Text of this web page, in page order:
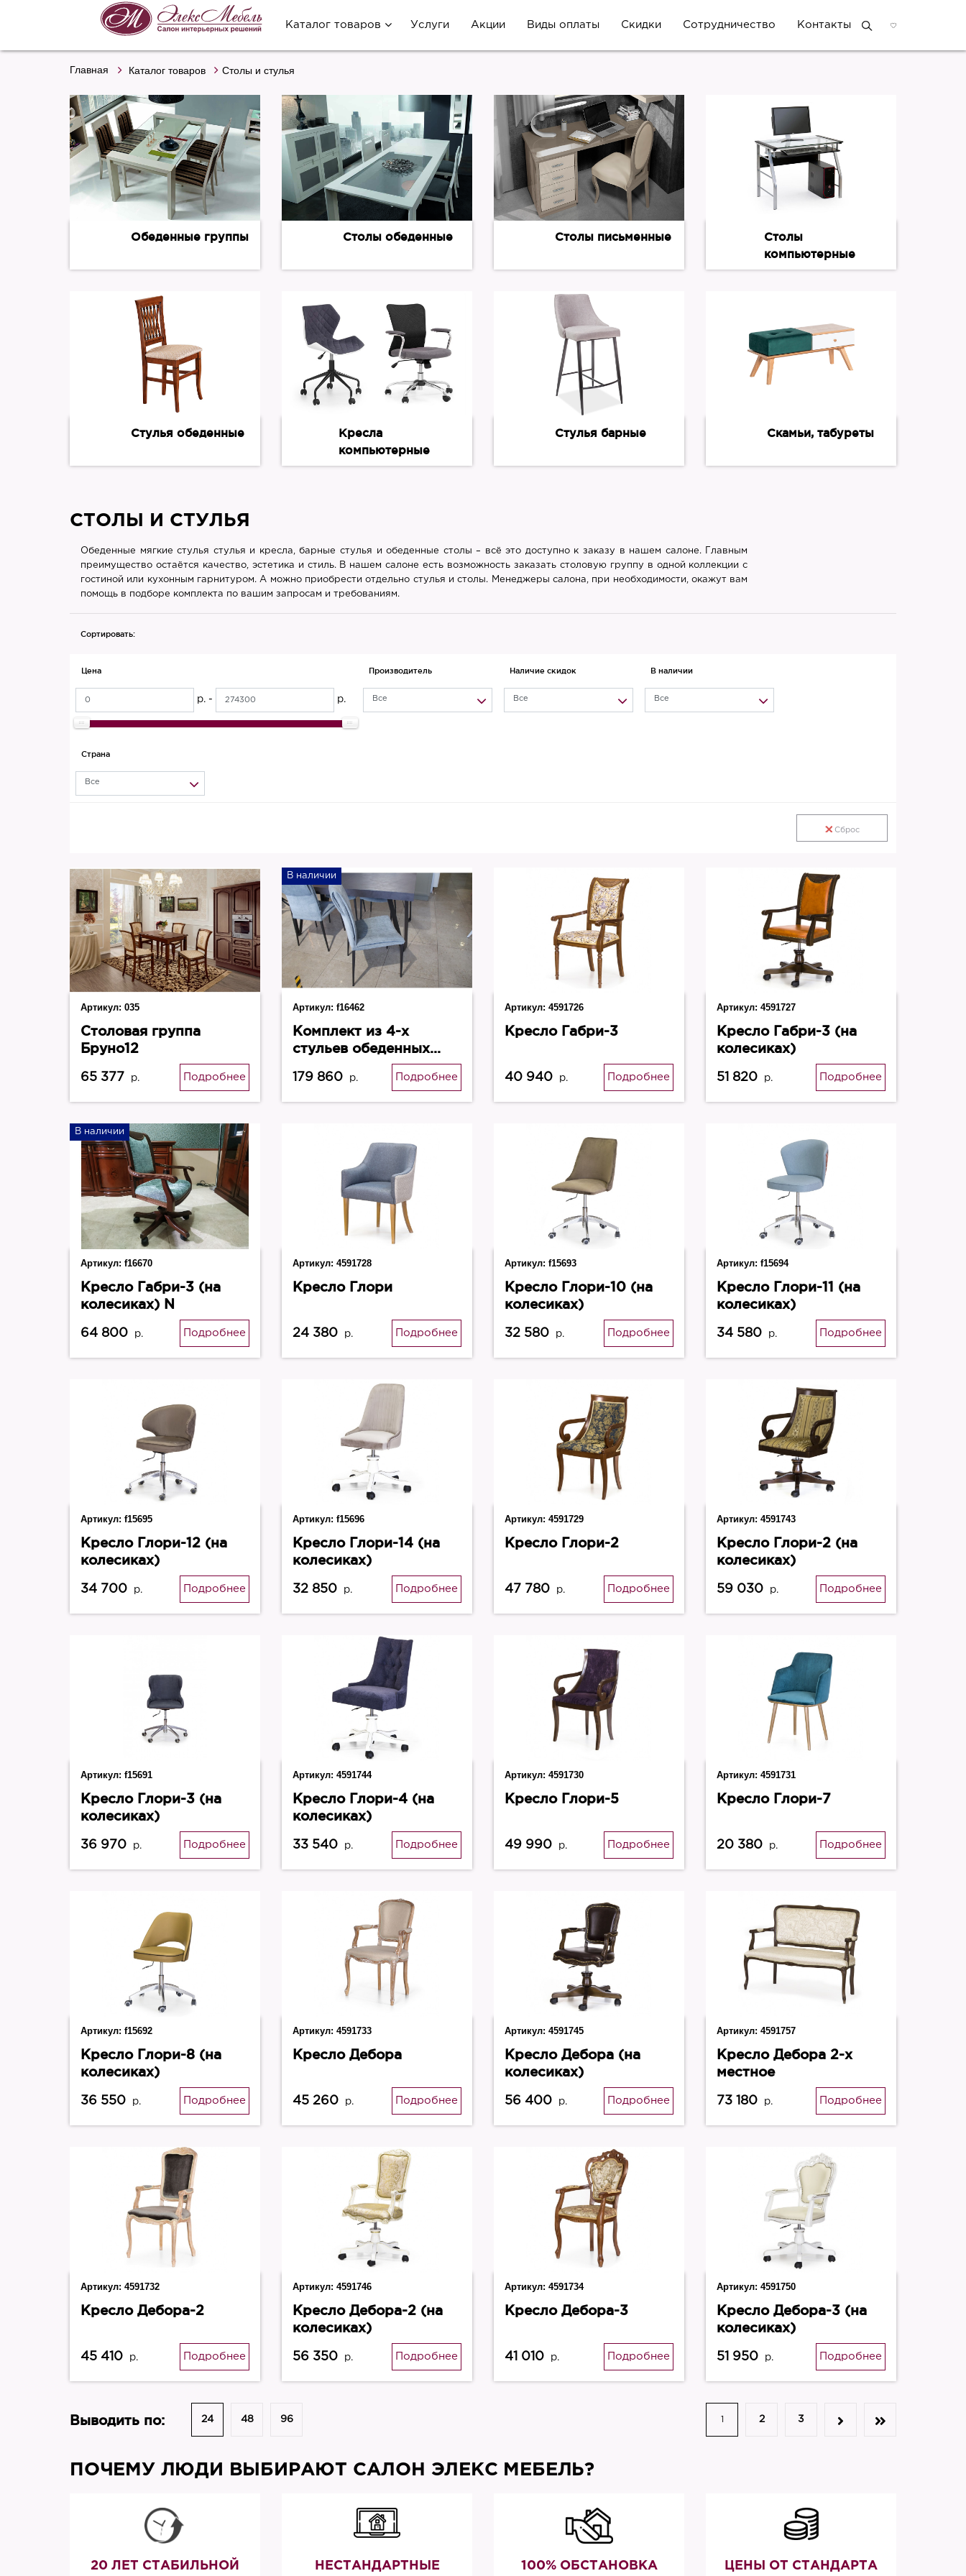
Каталог товаров Услуги Акции Виды оплаты Скидки Сотрудничество Контакты
Главная Каталог товаров Столы и стулья
Обеденные группы Столы обеденные Столы письменные
Столы
компьютерные
Стулья обеденные
Кресла
компьютерные
Стулья барные Скамьи, табуреты
СТОЛЫ И СТУЛЬЯ
Обеденные мягкие стулья стулья и кресла, барные стулья и обеденные столы – всё это доступно к заказу в нашем салоне. Главным
преимущество остаётся качество, эстетика и стиль. В нашем салоне есть возможность заказать столовую группу в одной коллекции с
гостиной или кухонным гарнитуром. А можно приобрести отдельно стулья и столы. Менеджеры салона, при необходимости, окажут вам
помощь в подборе комплекта по вашим запросам и требованиям.
Сортировать:
Цена
р. - р.
Производитель
Все
Наличие скидок
Все
В наличии
Все
Страна
Все
Сброс
Артикул: 035
Cтоловая группа
Бруно12
65 377 р. Подробнее
В наличии
Артикул: f16462
Комплект из 4-х
стульев обеденных
179 860 р. Подробнее
Артикул: 4591726
Кресло Габри-3
40 940 р. Подробнее
Артикул: 4591727
Кресло Габри-3 (на
колесиках)
51 820 р. Подробнее
В наличии
Артикул: f16670
Кресло Габри-3 (на
колесиках) N
64 800 р. Подробнее
Артикул: 4591728
Кресло Глори
24 380 р. Подробнее
Артикул: f15693
Кресло Глори-10 (на
колесиках)
32 580 р. Подробнее
Артикул: f15694
Кресло Глори-11 (на
колесиках)
34 580 р. Подробнее
Артикул: f15695
Кресло Глори-12 (на
колесиках)
34 700 р. Подробнее
Артикул: f15696
Кресло Глори-14 (на
колесиках)
32 850 р. Подробнее
Артикул: 4591729
Кресло Глори-2
47 780 р. Подробнее
Артикул: 4591743
Кресло Глори-2 (на
колесиках)
59 030 р. Подробнее
Артикул: f15691
Кресло Глори-3 (на
колесиках)
36 970 р. Подробнее
Артикул: 4591744
Кресло Глори-4 (на
колесиках)
33 540 р. Подробнее
Артикул: 4591730
Кресло Глори-5
49 990 р. Подробнее
Артикул: 4591731
Кресло Глори-7
20 380 р. Подробнее
Артикул: f15692
Кресло Глори-8 (на
колесиках)
36 550 р. Подробнее
Артикул: 4591733
Кресло Дебора
45 260 р. Подробнее
Артикул: 4591745
Кресло Дебора (на
колесиках)
56 400 р. Подробнее
Артикул: 4591757
Кресло Дебора 2-х
местное
73 180 р. Подробнее
Артикул: 4591732
Кресло Дебора-2
45 410 р. Подробнее
Артикул: 4591746
Кресло Дебора-2 (на
колесиках)
56 350 р. Подробнее
Артикул: 4591734
Кресло Дебора-3
41 010 р. Подробнее
Артикул: 4591750
Кресло Дебора-3 (на
колесиках)
51 950 р. Подробнее
Выводить по: 24 48 96 1 2 3
ПОЧЕМУ ЛЮДИ ВЫБИРАЮТ САЛОН ЭЛЕКС МЕБЕЛЬ?
20 ЛЕТ СТАБИЛЬНОЙ НЕСТАНДАРТНЫЕ 100% ОБСТАНОВКА ЦЕНЫ ОТ СТАНДАРТА